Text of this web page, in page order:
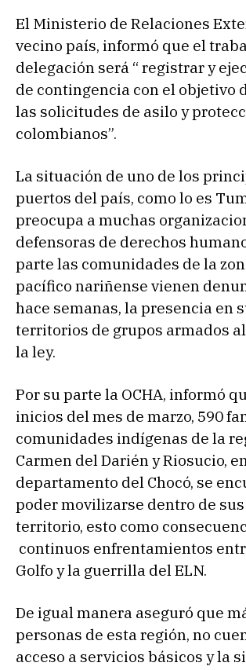
El Ministerio de Relaciones
vecino país, informó que el
delegación será “ registrar y
de contingencia con el objetivo
las solicitudes de asilo y
colombianos”.
La situación de uno de los
puertos del país, como lo es
preocupa a muchas
defensoras de derechos
parte las comunidades de la
pacífico nariñense vienen
hace semanas, la presencia en
territorios de grupos armados
la ley.
Por su parte la OCHA, informó
inicios del mes de marzo, 590
comunidades indígenas de la
Carmen del Darién y Riosucio,
departamento del Chocó, se
poder movilizarse dentro de
territorio, esto como
continuos enfrentamientos
Golfo y la guerrilla del ELN.
De igual manera aseguró que
personas de esta región, no
acceso a servicios básicos y la